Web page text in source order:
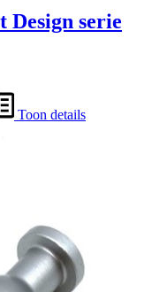
serie
Toon details